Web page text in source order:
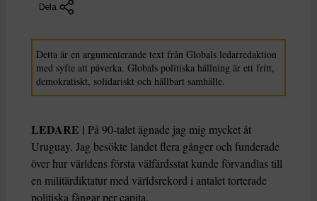
Dela
Detta är en argumenterande text från Globals ledarredaktion
med syfte att påverka. Globals politiska hållning är ett fritt,
demokratiskt, solidariskt och hållbart samhälle.
LEDARE | På 90-talet ägnade jag mig mycket åt
Uruguay. Jag besökte landet flera gånger och funderade
över hur världens första välfärdsstat kunde förvandlas till
en militärdiktatur med världsrekord i antalet torterade
politiska fångar per capita.